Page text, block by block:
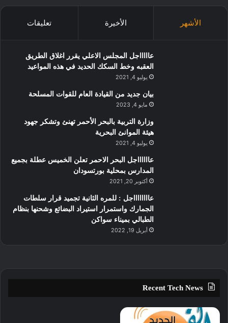
الأشهر الأخيرة تعليقات
عاااااجل المجلس الاعلي يقرر اغلاق الطريق
العقبه وخط السكك الحديد في هذه المواعيد
يوليو 4, 2021
بيان جديد من القيادة العام للقوات المسلحة
مايو 4, 2023
وزارة التربية بالبحر الأحمر تهنئ وتشكر جهود
هيئة الموانئ البحرية
يوليو 4, 2021
عااااااجل البحر الاحمر تعلن الخميس عطلة بجميع
المدارس بمحلية بورتسودان
أكتوبر 20, 2021
عااااااااجل : للمره الثانية تجميد قرار سلطات
الجمارك واستمرار استيراد البضائع وشحنها بنظام
الطبالي بميناء سواكن
أبريل 19, 2022
Recent Tech News